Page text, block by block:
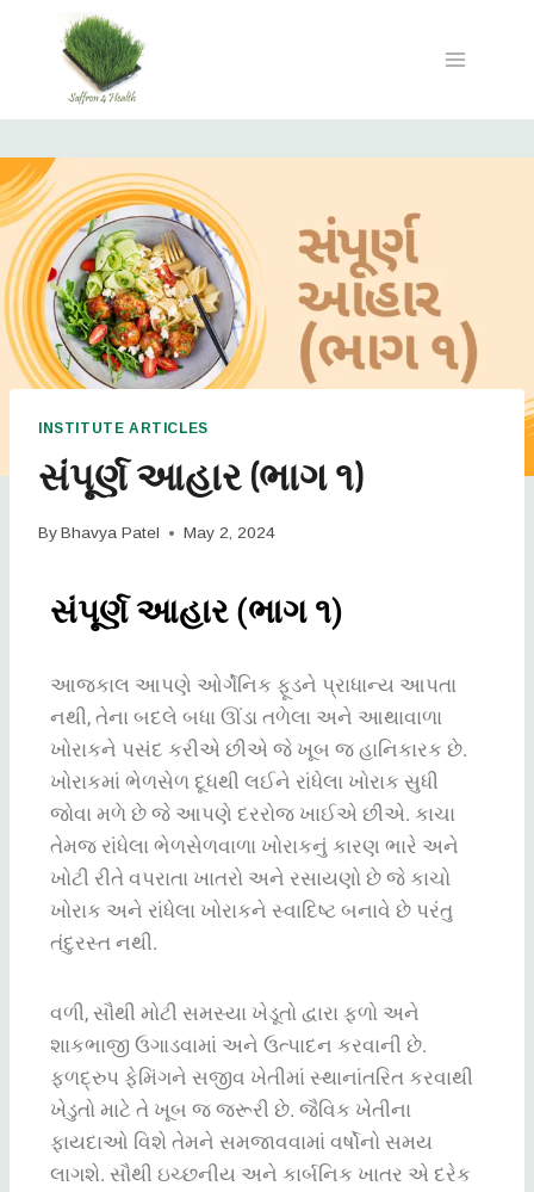
INSTITUTE ARTICLES
સંપૂર્ણ આહાર (ભાગ ૧)
By Bhavya Patel May 2, 2024
સંપૂર્ણ આહાર (ભાગ ૧)
આજકાલ આપણે ઓર્ગેનિક ફૂડને પ્રાધાન્ય આપતા
નથી, તેના બદલે બધા ઊંડા તળેલા અને આથાવાળા
ખોરાકને પસંદ કરીએ છીએ જે ખૂબ જ હાનિકારક છે.
ખોરાકમાં ભેળસેળ દૂધથી લઈને રાંધેલા ખોરાક સુધી
જોવા મળે છે જે આપણે દરરોજ ખાઈએ છીએ. કાચા
તેમજ રાંધેલા ભેળસેળવાળા ખોરાકનું કારણ ભારે અને
ખોટી રીતે વપરાતા ખાતરો અને રસાયણો છે જે કાચો
ખોરાક અને રાંધેલા ખોરાકને સ્વાદિષ્ટ બનાવે છે પરંતુ
તંદુરસ્ત નથી.
વળી, સૌથી મોટી સમસ્યા ખેડૂતો દ્વારા ફળો અને
શાકભાજી ઉગાડવામાં અને ઉત્પાદન કરવાની છે.
ફળદ્રુપ ફેમિંગને સજીવ ખેતીમાં સ્થાનાંતરિત કરવાથી
ખેડુતો માટે તે ખૂબ જ જરૂરી છે. જૈવિક ખેતીના
ફાયદાઓ વિશે તેમને સમજાવવામાં વર્ષોનો સમય
લાગશે. સૌથી ઇચ્છનીય અને કાર્બનિક ખાતર એ દરેક